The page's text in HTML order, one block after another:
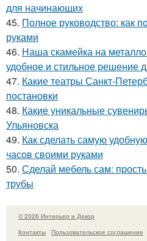
для начинающих
45. Полное руководство: как
руками
46. Наша скамейка на
удобное и стильное решение
47. Какие театры Санкт-
постановки
48. Какие уникальные
Ульяновска
49. Как сделать самую
часов своими руками
50. Сделай мебель сам:
трубы
© 2026 Интерьер и Декор
Контакты
Пользовательское соглашение